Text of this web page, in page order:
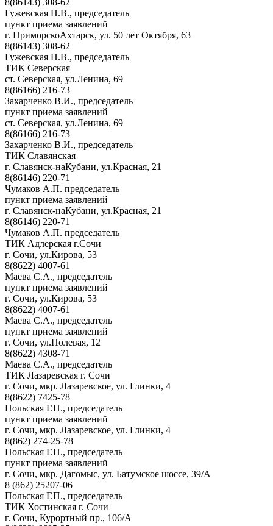
8(86143) 308-62
Гужевская Н.В., председатель
пункт приема заявлений
г. ПриморскоАхтарск, ул. 50 лет Октября, 63
8(86143) 308-62
Гужевская Н.В., председатель
ТИК Северская
ст. Северская, ул.Ленина, 69
8(86166) 216-73
Захарченко В.И., председатель
пункт приема заявлений
ст. Северская, ул.Ленина, 69
8(86166) 216-73
Захарченко В.И., председатель
ТИК Славянская
г. Славянск-наКубани, ул.Красная, 21
8(86146) 220-71
Чумаков А.П. председатель
пункт приема заявлений
г. Славянск-наКубани, ул.Красная, 21
8(86146) 220-71
Чумаков А.П. председатель
ТИК Адлерская г.Сочи
г. Сочи, ул.Кирова, 53
8(8622) 4007-61
Маева С.А., председатель
пункт приема заявлений
г. Сочи, ул.Кирова, 53
8(8622) 4007-61
Маева С.А., председатель
пункт приема заявлений
г. Сочи, ул.Полевая, 12
8(8622) 4308-71
Маева С.А., председатель
ТИК Лазаревская г. Сочи
г. Сочи, мкр. Лазаревское, ул. Глинки, 4
8(8622) 7425-78
Польская Г.П., председатель
пункт приема заявлений
г. Сочи, мкр. Лазаревское, ул. Глинки, 4
8(862) 274-25-78
Польская Г.П., председатель
пункт приема заявлений
г. Сочи, мкр. Дагомыс, ул. Батумское шоссе, 39/А
8 (862) 25207-06
Польская Г.П., председатель
ТИК Хостинская г. Сочи
г. Сочи, Курортный пр., 106/А